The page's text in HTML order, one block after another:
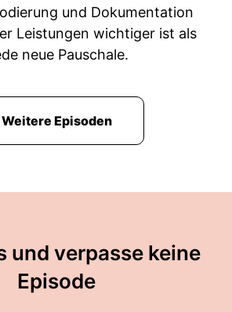
und Dokumentation
Leistungen wichtiger ist als
neue Pauschale.
Weitere Episoden
und verpasse keine
Episode